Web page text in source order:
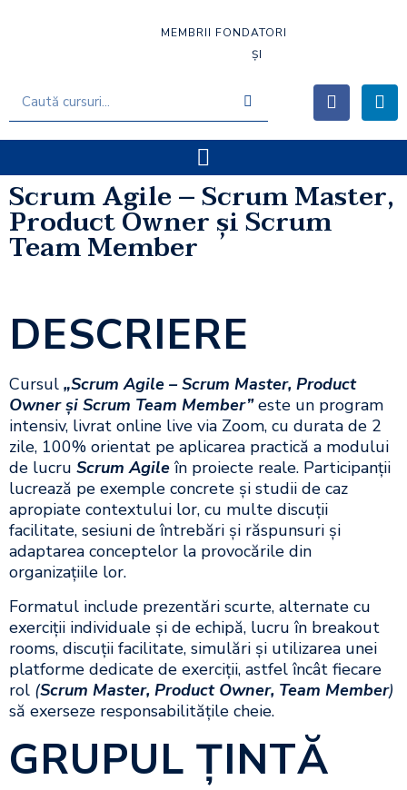
MEMBRII FONDATORI
ȘI
Scrum Agile – Scrum Master,
Product Owner şi Scrum
Team Member
DESCRIERE
Cursul „Scrum Agile – Scrum Master, Product
Owner și Scrum Team Member” este un program
intensiv, livrat online live via Zoom, cu durata de 2
zile, 100% orientat pe aplicarea practică a modului
de lucru Scrum Agile în proiecte reale. Participanții
lucrează pe exemple concrete și studii de caz
apropiate contextului lor, cu multe discuții
facilitate, sesiuni de întrebări și răspunsuri și
adaptarea conceptelor la provocările din
organizațiile lor.
Formatul include prezentări scurte, alternate cu
exerciții individuale și de echipă, lucru în breakout
rooms, discuții facilitate, simulări și utilizarea unei
platforme dedicate de exerciții, astfel încât fiecare
rol (Scrum Master, Product Owner, Team Member)
să exerseze responsabilitățile cheie.
GRUPUL ŢINTĂ